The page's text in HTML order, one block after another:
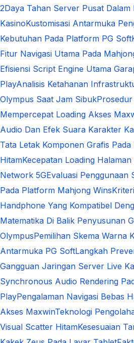
2Daya Tahan Server Pusat
KasinoKustomisasi Antarmuka
Kebutuhan Pada Platform PG Soft
Fitur Navigasi Utama Pada
Efisiensi Script Engine Utama
PlayAnalisis Ketahanan
Olympus Saat Jam Sibuk
Mempercepat Loading Akses
Audio Dan Efek Suara Karakter
Tata Letak Komponen Grafis
HitamKecepatan Loading
Network 5GEvaluasi Penggunaan
Pada Platform Mahjong Wins
Handphone Yang Kompatibel
Matematika Di Balik Penyusunan
OlympusPemilihan Skema Warna
Antarmuka PG SoftLangkah
Gangguan Jaringan Server Live
Synchronous Audio Rendering
PlayPengalaman Navigasi Bebas
Akses MaxwinTeknologi
Visual Scatter HitamKesesuaian